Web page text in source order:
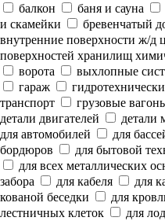
балкон
баня и сауна
и скамейки
бревенчатый
внутренние поверхности ж/д
поверхностей хранилищ
ворота
выхлопные
гараж
транспорт
грузовые
детали двигателей
детали
для автомобилей
для
бордюров
для бытовой
для всех металлических
забора
для кабеля для
кованой беседки
для
лестничных клеток
для